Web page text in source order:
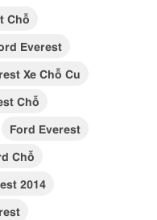
Chỗ
Everest
Xe Chỗ Cu
Chỗ
Ford Everest
Chỗ
2014